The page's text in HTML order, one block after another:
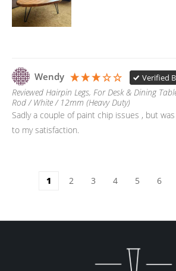
Wendy Verified
Reviewed Hairpin Legs, For Desk & Dining
Rod / White / 12mm (Heavy Duty)
Sadly a couple of paint chip issues , but
to my satisfaction.
1 2 3 4 5 6